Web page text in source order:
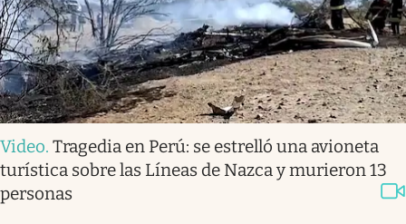
Video. Tragedia en Perú: se estrelló una avioneta
turística sobre las Líneas de Nazca y murieron 13
personas